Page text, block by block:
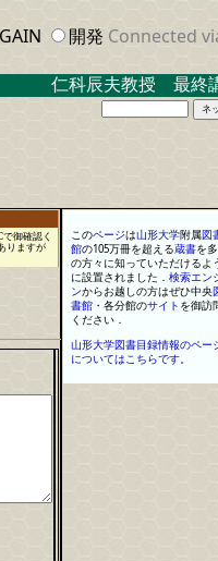
開発 Connected
仁科辰夫教授 最終
御確認く
りますが
このページは山形大学附属図
館の105万冊を超える蔵書を
の方々に知っていただけるよ
に設置されました ． 検索エン
ンからお越しの方はぜひ中央
書館・ 各分館のサイト を御訪
ください．
山形大学図書目録情報のペー
についてはこちらです。